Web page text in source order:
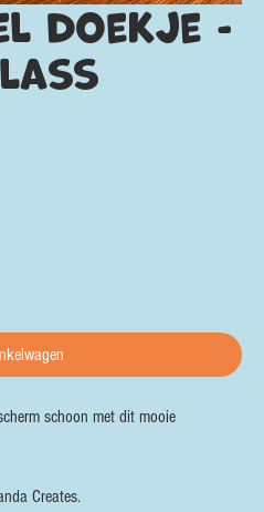
doekje -
schoon met dit mooie
Creates.